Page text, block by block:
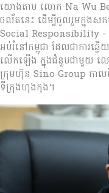
យោងតាម លោក Na Wu
ចល័តនេះ ដើម្បីចូលរួមក្នុងស
Social Responsibility
អប់រំនៅកម្ពុជា ដែលជាការ
លើកឡើង ក្នុងជំនួបជាមួយ លោ
ក្រុមហ៊ុន Sino Group កាល
ទីក្រុងហុងកុង។